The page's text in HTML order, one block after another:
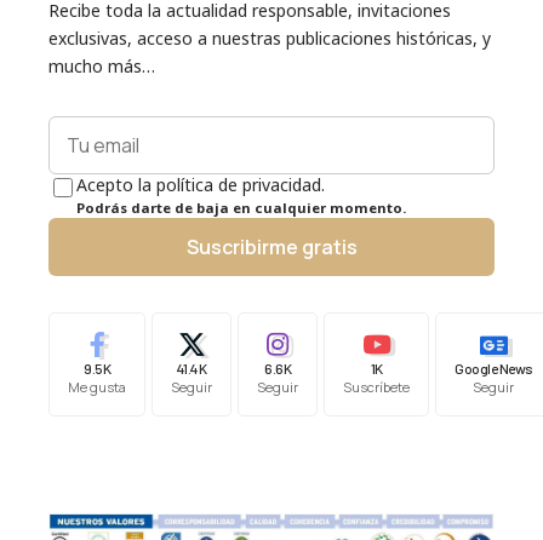
Recibe toda la actualidad responsable, invitaciones
exclusivas, acceso a nuestras publicaciones históricas, y
mucho más…
Acepto la política de privacidad.
Podrás darte de baja en cualquier momento.
Suscribirme gratis
9.5K
Me gusta
41.4K
Seguir
6.6K
Seguir
1K
Suscríbete
Google News
Seguir